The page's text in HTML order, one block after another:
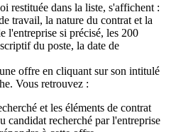
restituée dans la liste, s'affichent :
travail, la nature du contrat et la
l'entreprise si précisé, les 200
du poste, la date de
offre en cliquant sur son intitulé
Vous retrouvez :
et les éléments de contrat
candidat recherché par l'entreprise